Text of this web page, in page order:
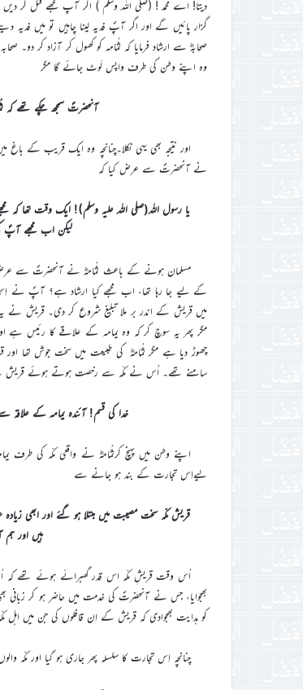
دیتا! اے محمد ! (صلی اللہ وسلم ) اگر آپ مجھے قتل کر
گزار پائیں گے اور اگر آپؐ فدیہ لینا چاہیں تو میں
صحابہؓ سے ارشاد فرمایا کہ ثُمامہ کو کھول کر آزاد کر دو۔
وہ اپنے وطن کی طرف واپس لَوٹ جائے گا مگر
آنحضرتؐ سمجھ چکے تھے کہ
اور نتیجہ بھی یہی نکلا۔چنانچہ وہ ایک قریب کے
نے آنحضرتؐ سے عرض کیا کہ
یا رسول اللہ(صلی الله علیہ وسلم)! ایک وقت
لیکن اب مجھے آپؐ
مسلمان ہونے کے باعث ثُمامہؓ نے آنحضرتؐ سے عرض
کے لیے جا رہا تھا، اب مجھے کیا ارشاد ہے؟ آپؐ نے اِس
میں قریش کے اندر بر ملا تبلیغ شروع کر دی۔ قریش نے یہ
مگر پھر یہ سوچ کر کہ وہ یمامہ کے علاقے کا رئیس ہے
چھوڑ دیا ہے مگر ثُمامہؓ کی طبیعت میں سخت جوش تھا
سامنے تھے۔ اُس نے مکّہ سے رخصت ہوتے ہوئے قریش
خدا کی قسم! آئندہ یمامہ کے
اپنے وطن میں پہنچ کرثُمامہؓ نے واقعی مکّہ کی طرف
لیےاِس تجارت کے بند ہو جانے سے
قریش مکّہ سخت مصیبت میں مبتلا ہو گئے اور ابھی
ہیں اور
اُس وقت قریشِ مکّہ اس قدر گھبرائے ہوئے تھے کہ
بھجوایا، جس نے آنحضرتؐ کی خدمت میں حاضر ہو کر
کو ہدایت بھجوادی کہ قریش کے اِن قافلوں کی جن میں اہل
چنانچہ اِس تجارت کا سلسلہ پھر جاری ہو گیا اور مکّہ